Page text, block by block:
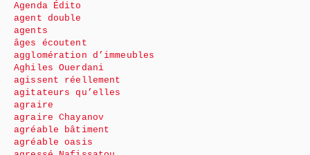
Agenda Édito
agent double
agents
âges écoutent
agglomération d’immeubles
Aghiles Ouerdani
agissent réellement
agitateurs qu’elles
agraire
agraire Chayanov
agréable bâtiment
agréable oasis